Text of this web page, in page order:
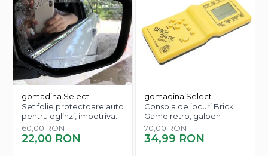
gomadina Select
Set folie protectoare auto
pentru oglinzi, impotriva
apei si aburului, Film
Protect
60,00 RON
22,00 RON
gomadina Select
Consola de jocuri Brick
Game retro, galben
70,00 RON
34,99 RON